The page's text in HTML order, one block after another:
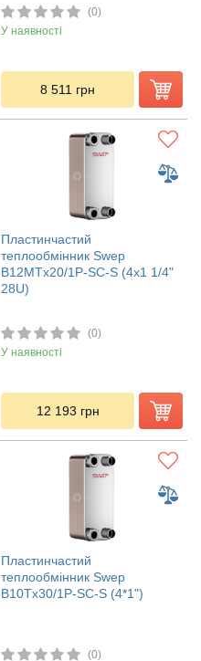
(0)
У наявності
8 511 грн
Пластинчастий
теплообмінник Swep
B12MTx20/1P-SC-S (4x1 1/4"
28U)
(0)
У наявності
12 193 грн
Пластинчастий
теплообмінник Swep
В10Tx30/1P-SC-S (4*1")
(0)